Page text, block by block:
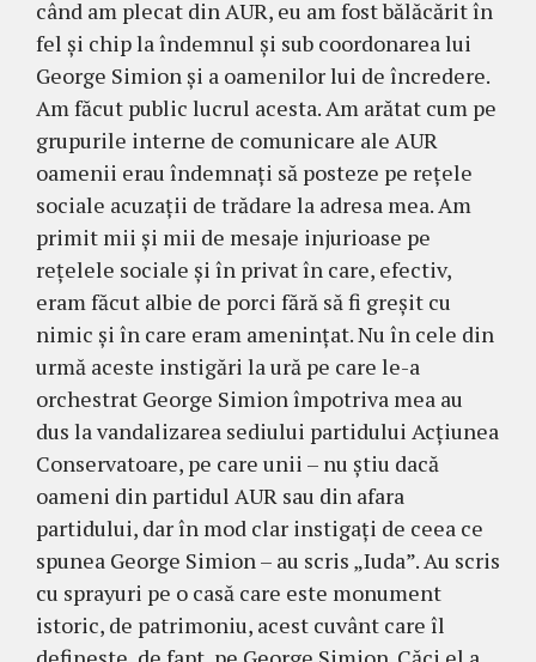
când am plecat din AUR, eu am fost bălăcărit în
fel și chip la îndemnul și sub coordonarea lui
George Simion și a oamenilor lui de încredere.
Am făcut public lucrul acesta. Am arătat cum pe
grupurile interne de comunicare ale AUR
oamenii erau îndemnați să posteze pe rețele
sociale acuzații de trădare la adresa mea. Am
primit mii și mii de mesaje injurioase pe
rețelele sociale și în privat în care, efectiv,
eram făcut albie de porci fără să fi greșit cu
nimic și în care eram amenințat. Nu în cele din
urmă aceste instigări la ură pe care le-a
orchestrat George Simion împotriva mea au
dus la vandalizarea sediului partidului Acțiunea
Conservatoare, pe care unii – nu știu dacă
oameni din partidul AUR sau din afara
partidului, dar în mod clar instigați de ceea ce
spunea George Simion – au scris „Iuda”. Au scris
cu sprayuri pe o casă care este monument
istoric, de patrimoniu, acest cuvânt care îl